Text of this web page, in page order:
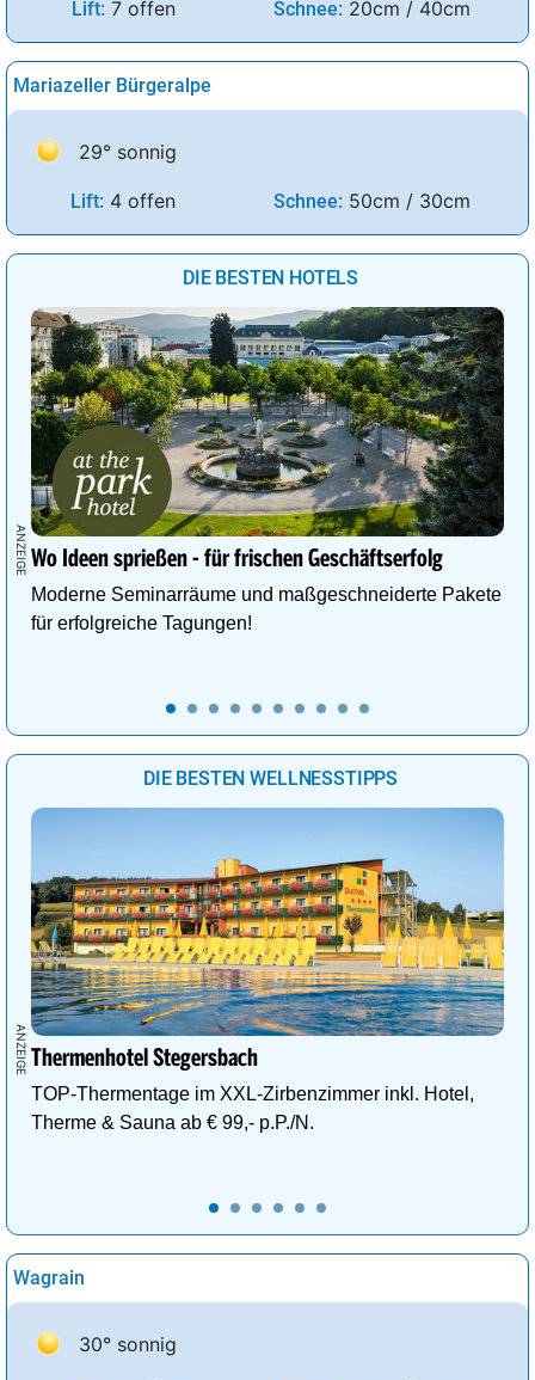
Lift: 7 offen Schnee: 20cm / 40cm
Mariazeller Bürgeralpe
29° sonnig
Lift: 4 offen Schnee: 50cm / 30cm
DIE BESTEN HOTELS
Wo Ideen sprießen - für frischen Geschäftserfolg
Moderne Seminarräume und maßgeschneiderte Pakete
für erfolgreiche Tagungen!
DIE BESTEN WELLNESSTIPPS
Thermenhotel Stegersbach
TOP-Thermentage im XXL-Zirbenzimmer inkl. Hotel,
Therme & Sauna ab € 99,- p.P./N.
Wagrain
30° sonnig